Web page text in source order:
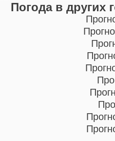
Погода в других